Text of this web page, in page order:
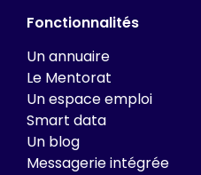
Fonctionnalités
Un annuaire
Le Mentorat
Un espace emploi
Smart data
Un blog
Messagerie intégrée